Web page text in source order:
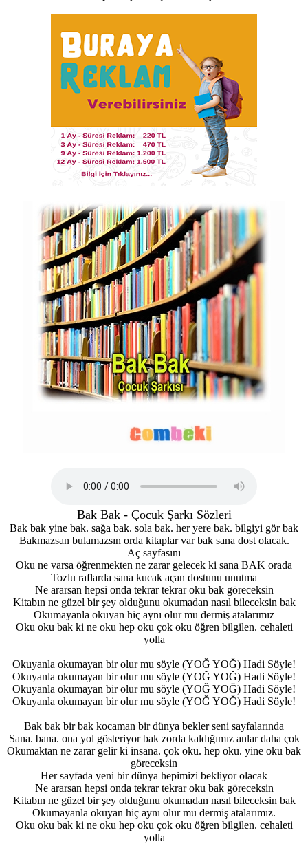
Bak Bak - Çocuk Şarkı Sözleri
Bak bak yine bak. sağa bak. sola bak. her yere bak. bilgiyi gör bak
Bakmazsan bulamazsın orda kitaplar var bak sana dost olacak.
Aç sayfasını
Oku ne varsa öğrenmekten ne zarar gelecek ki sana BAK orada
Tozlu raflarda sana kucak açan dostunu unutma
Ne ararsan hepsi onda tekrar tekrar oku bak göreceksin
Kitabın ne güzel bir şey olduğunu okumadan nasıl bileceksin bak
Okumayanla okuyan hiç aynı olur mu dermiş atalarımız
Oku oku bak ki ne oku hep oku çok oku öğren bilgilen. cehaleti
yolla
Okuyanla okumayan bir olur mu söyle (YOĞ YOĞ) Hadi Söyle!
Okuyanla okumayan bir olur mu söyle (YOĞ YOĞ) Hadi Söyle!
Okuyanla okumayan bir olur mu söyle (YOĞ YOĞ) Hadi Söyle!
Okuyanla okumayan bir olur mu söyle (YOĞ YOĞ) Hadi Söyle!
Bak bak bir bak kocaman bir dünya bekler seni sayfalarında
Sana. bana. ona yol gösteriyor bak zorda kaldığımız anlar daha çok
Okumaktan ne zarar gelir ki insana. çok oku. hep oku. yine oku bak
göreceksin
Her sayfada yeni bir dünya hepimizi bekliyor olacak
Ne ararsan hepsi onda tekrar tekrar oku bak göreceksin
Kitabın ne güzel bir şey olduğunu okumadan nasıl bileceksin bak
Okumayanla okuyan hiç aynı olur mu dermiş atalarımız.
Oku oku bak ki ne oku hep oku çok oku öğren bilgilen. cehaleti
yolla